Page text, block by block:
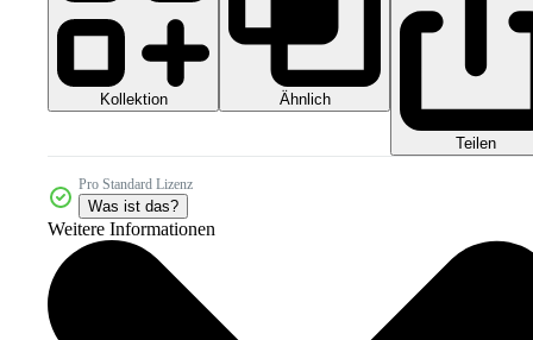
Kollektion Ähnlich
Teilen
Pro Standard Lizenz
Was ist das?
Weitere Informationen